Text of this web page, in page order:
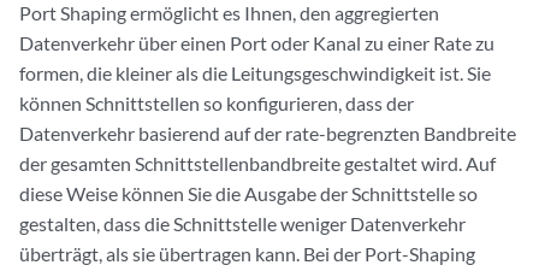
Port Shaping ermöglicht es Ihnen, den aggregierten
Datenverkehr über einen Port oder Kanal zu einer Rate zu
formen, die kleiner als die Leitungsgeschwindigkeit ist. Sie
können Schnittstellen so konfigurieren, dass der
Datenverkehr basierend auf der rate-begrenzten Bandbreite
der gesamten Schnittstellenbandbreite gestaltet wird. Auf
diese Weise können Sie die Ausgabe der Schnittstelle so
gestalten, dass die Schnittstelle weniger Datenverkehr
überträgt, als sie übertragen kann. Bei der Port-Shaping